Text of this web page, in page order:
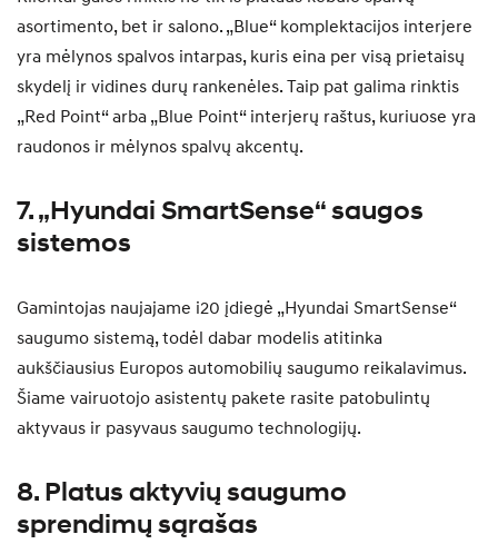
asortimento, bet ir salono. „Blue“ komplektacijos interjere
yra mėlynos spalvos intarpas, kuris eina per visą prietaisų
skydelį ir vidines durų rankenėles. Taip pat galima rinktis
„Red Point“ arba „Blue Point“ interjerų raštus, kuriuose yra
raudonos ir mėlynos spalvų akcentų.
7. „Hyundai SmartSense“ saugos
sistemos
Gamintojas naujajame i20 įdiegė „Hyundai SmartSense“
saugumo sistemą, todėl dabar modelis atitinka
aukščiausius Europos automobilių saugumo reikalavimus.
Šiame vairuotojo asistentų pakete rasite patobulintų
aktyvaus ir pasyvaus saugumo technologijų.
8. Platus aktyvių saugumo
sprendimų sąrašas